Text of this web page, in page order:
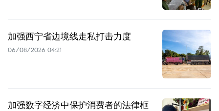
加强西宁省边境线走私打击力度
06/08/2026 04:21
加强数字经济中保护消费者的法律框